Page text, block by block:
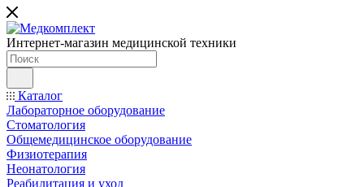
Интернет-магазин медицинской техники
Каталог
Лабораторное оборудование
Стоматология
Общемедицинское оборудование
Физиотерапия
Неонатология
Реабилитация и уход